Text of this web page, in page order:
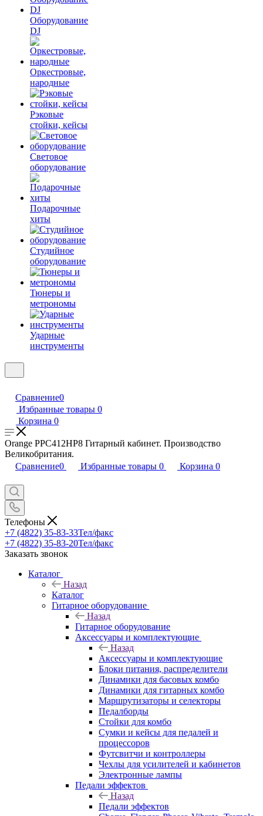
Оборудование
DJ
Оркестровые,
народные
Рэковые
стойки, кейсы
Световое
оборудование
Подарочные
хиты
Студийное
оборудование
Тюнеры и
метрономы
Ударные
инструменты
Сравнение0
Избранные товары 0
Корзина 0
Orange PPC412HP8 Гитарный кабинет. Производство
Великобритания.
Сравнение0 Избранные товары 0 Корзина 0
Телефоны
+7 (4822) 35-83-33Тел/факс
+7 (4822) 35-83-20Тел/факс
Заказать звонок
Каталог
Назад
Каталог
Гитарное оборудование
Назад
Гитарное оборудование
Аксессуары и комплектующие
Назад
Аксессуары и комплектующие
Блоки питания, распределители
Динамики для басовых комбо
Динамики для гитарных комбо
Маршрутизаторы и селекторы
Педалборды
Стойки для комбо
Сумки и кейсы для педалей и
процессоров
Футсвитчи и контроллеры
Чехлы для усилителей и кабинетов
Электронные лампы
Педали эффектов
Назад
Педали эффектов